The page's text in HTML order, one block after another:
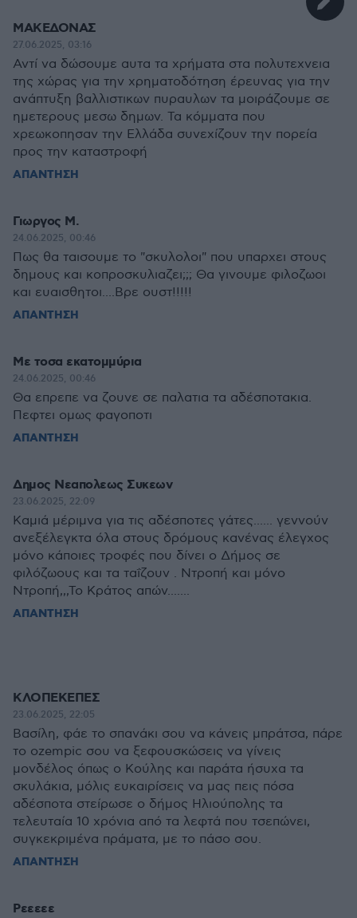
ΜΑΚΕΔΟΝΑΣ
27.06.2025, 03:16
Αντί να δώσουμε αυτα τα χρήματα στα πολυτεχνεια
της χώρας για την χρηματοδότηση έρευνας για την
ανάπτυξη βαλλιστικων πυραυλων τα μοιράζουμε σε
ημετερους μεσω δημων. Τα κόμματα που
χρεωκοπησαν την Ελλάδα συνεχίζουν την πορεία
προς την καταστροφή
ΑΠΑΝΤΗΣΗ
Γιωργος Μ.
24.06.2025, 00:46
Πως θα ταισουμε το "σκυλολοι" που υπαρχει στους
δημους και κοπροσκυλιαζει;;; Θα γινουμε φιλοζωοι
και ευαισθητοι....Βρε ουστ!!!!!
ΑΠΑΝΤΗΣΗ
Με τοσα εκατομμύρια
24.06.2025, 00:46
Θα επρεπε να ζουνε σε παλατια τα αδέσποτακια.
Πεφτει ομως φαγοποτι
ΑΠΑΝΤΗΣΗ
Δημος Νεαπολεως Συκεων
23.06.2025, 22:09
Καμιά μέριμνα για τις αδέσποτες γάτες...... γεννούν
ανεξέλεγκτα όλα στους δρόμους κανένας έλεγχος
μόνο κάποιες τροφές που δίνει ο Δήμος σε
φιλόζωους και τα ταΐζουν . Ντροπή και μόνο
Ντροπή,,,Το Κράτος απών.......
ΑΠΑΝΤΗΣΗ
ΚΛΟΠΕΚΕΠΕΣ
23.06.2025, 22:05
Βασίλη, φάε το σπανάκι σου να κάνεις μπράτσα, πάρε
το ozempic σου να ξεφουσκώσεις να γίνεις
μονδέλος όπως ο Κούλης και παράτα ήσυχα τα
σκυλάκια, μόλις ευκαιρίσεις να μας πεις πόσα
αδέσποτα στείρωσε ο δήμος Ηλιούπολης τα
τελευταία 10 χρόνια από τα λεφτά που τσεπώνει,
συγκεκριμένα πράματα, με το πάσο σου.
ΑΠΑΝΤΗΣΗ
Ρεεεεε